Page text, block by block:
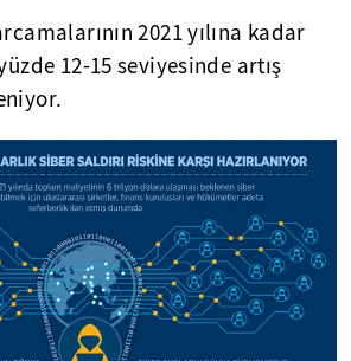
2021 yılına kadar
12-15 seviyesinde artış